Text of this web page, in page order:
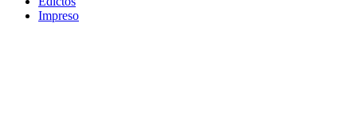
Impreso